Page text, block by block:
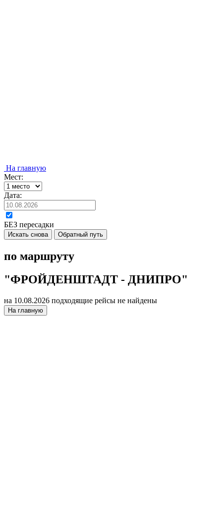
На главную
Мест:
Дата:
БЕЗ пересадки
Искать снова Обратный путь
по маршруту
"ФРОЙДЕНШТАДТ - ДНИПРО"
на 10.08.2026 подходящие рейсы не найдены
На главную